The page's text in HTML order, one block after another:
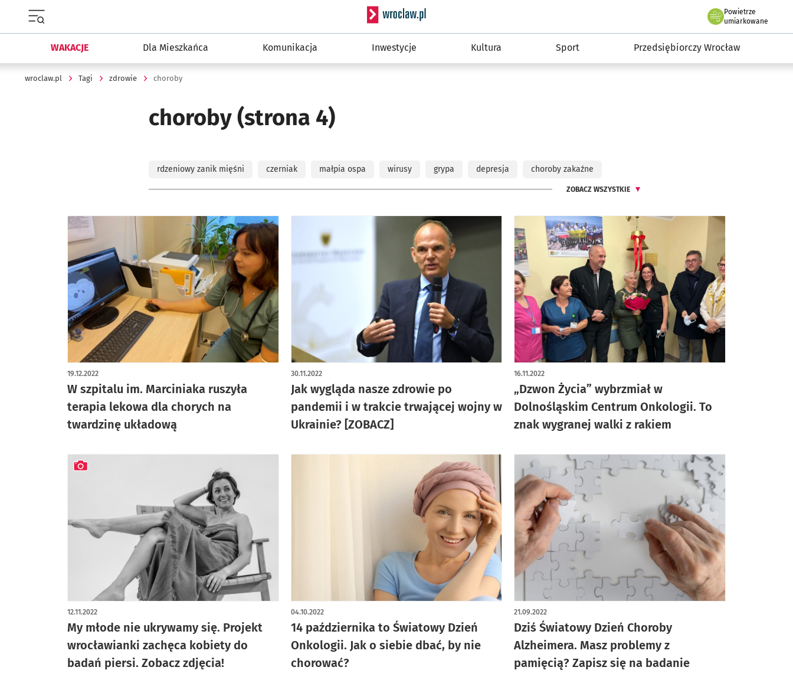
Serwis informacyjny wroclaw.pl
Powietrze
we Wrocławiu
umiarkowane
WAKACJE Dla Mieszkańca Komunikacja Inwestycje Kultura Sport Przedsiębiorczy Wrocław
wroclaw.pl Tagi zdrowie choroby
choroby(strona 4)
rdzeniowy zanik mięśni czerniak małpia ospa wirusy grypa depresja choroby zakaźne
ZOBACZ WSZYSTKIE
W szpitalu im. Marciniaka ruszyła
terapia lekowa dla chorych na
twardzinę układową
19.12.2022
Jak wygląda nasze zdrowie po
pandemii i w trakcie trwającej wojny w
Ukrainie? [ZOBACZ]
30.11.2022
„Dzwon Życia” wybrzmiał w
Dolnośląskim Centrum Onkologii. To
znak wygranej walki z rakiem
16.11.2022
My młode nie ukrywamy się. Projekt
wrocławianki zachęca kobiety do
badań piersi. Zobacz zdjęcia!
12.11.2022
artykuł z galerią zdjęć
14 października to Światowy Dzień
Onkologii. Jak o siebie dbać, by nie
chorować?
04.10.2022
Dziś Światowy Dzień Choroby
Alzheimera. Masz problemy z
pamięcią? Zapisz się na badanie
21.09.2022